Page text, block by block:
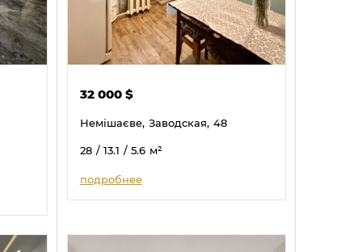
32 000 $
Немішаєве, Заводская, 48
28 / 13.1 / 5.6 м²
подробнее